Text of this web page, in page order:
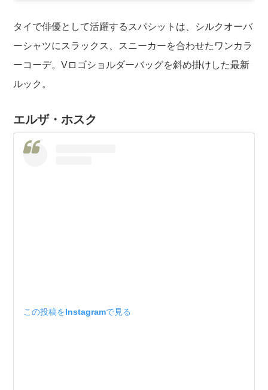
タイで俳優として活躍するスパシットは、シルクオーバ
ーシャツにスラックス、スニーカーを合わせたワンカラ
ーコーデ。Vロゴショルダーバッグを斜め掛けした最新
ルック。
エルザ・ホスク
この投稿をInstagramで見る